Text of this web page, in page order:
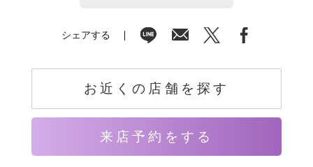
シェアする
お近くの店舗を探す
来店予約をする